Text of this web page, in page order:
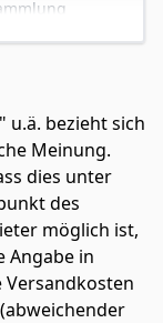
AI nutzt, um
von
und
ein auf
das optimale
Wahl,
neues System
und die
u.ä. bezieht sich
Meinung.
dies unter
des
möglich ist,
Angabe in
Versandkosten